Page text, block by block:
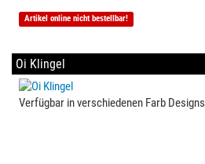
Artikel online nicht bestellbar!
Oi Klingel
Verfügbar in verschiedenen Farb Designs